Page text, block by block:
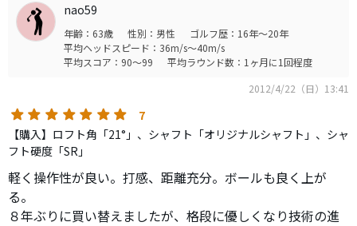
nao59
年齢：63歳 性別：男性
ゴルフ歴：16年～20年
平均ヘッドスピード：36m/s～40m/s
平均スコア：90～99
平均ラウンド数：1ヶ月に1回程度
2012/4/22（日）13:41
7
【購入】ロフト角「21°」、シャフト「オリジナルシャフト」、シャ
フト硬度「SR」
軽く操作性が良い。打感、距離充分。ボールも良く上が
る。
８年ぶりに買い替えましたが、格段に優しくなり技術の進